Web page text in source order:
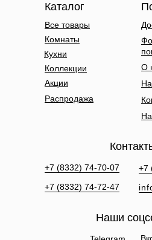
Все товары
Комнаты
Коллекции
Акции
Распродажа
+7 (8332) 74-70-07
+7 (8332) 74-72-47
+7
Наши
Каталог
О
Кухни